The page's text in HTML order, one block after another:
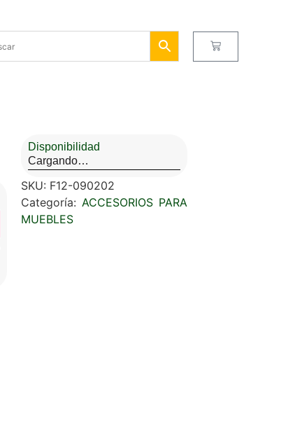
Disponibilidad
Cargando…
SKU: F12-090202
Categoría: ACCESORIOS PARA
MUEBLES